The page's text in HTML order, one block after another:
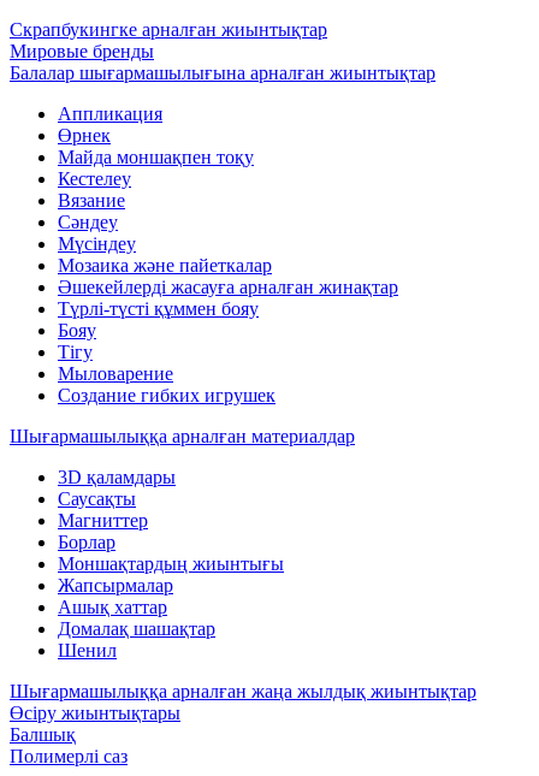
Скрапбукингке арналған жиынтықтар
Мировые бренды
Балалар шығармашылығына арналған жиынтықтар
Аппликация
Өрнек
Майда моншақпен тоқу
Кестелеу
Вязание
Сәндеу
Мүсіндеу
Мозаика және пайеткалар
Әшекейлерді жасауға арналған жинақтар
Түрлі-түсті құммен бояу
Бояу
Тігу
Мыловарение
Создание гибких игрушек
Шығармашылыққа арналған материалдар
3D қаламдары
Саусақты
Магниттер
Борлар
Моншақтардың жиынтығы
Жапсырмалар
Ашық хаттар
Домалақ шашақтар
Шенил
Шығармашылыққа арналған жаңа жылдық жиынтықтар
Өсіру жиынтықтары
Балшық
Полимерлі саз